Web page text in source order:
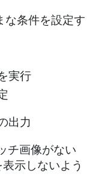
な条件を設定す
実行
出力
チ画像がない
示しないよう